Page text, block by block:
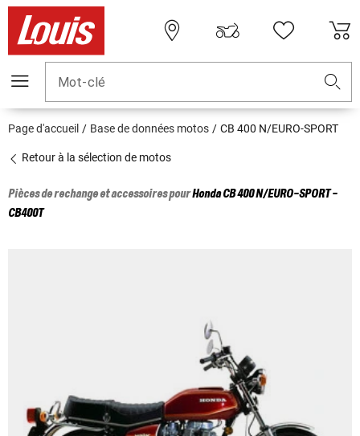
Mot-clé
Page d'accueil Base de données motos CB 400 N/EURO-SPORT
Retour à la sélection de motos
Pièces de rechange et accessoires pourHondaCB 400 N/EURO-SPORT -
CB400T